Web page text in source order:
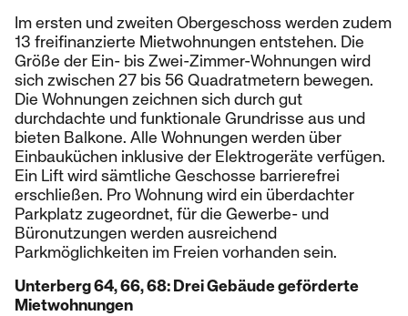
Im ersten und zweiten Obergeschoss werden zudem
13 freifinanzierte Mietwohnungen entstehen. Die
Größe der Ein- bis Zwei-Zimmer-Wohnungen wird
sich zwischen 27 bis 56 Quadratmetern bewegen.
Die Wohnungen zeichnen sich durch gut
durchdachte und funktionale Grundrisse aus und
bieten Balkone. Alle Wohnungen werden über
Einbauküchen inklusive der Elektrogeräte verfügen.
Ein Lift wird sämtliche Geschosse barrierefrei
erschließen. Pro Wohnung wird ein überdachter
Parkplatz zugeordnet, für die Gewerbe- und
Büronutzungen werden ausreichend
Parkmöglichkeiten im Freien vorhanden sein.
Unterberg 64, 66, 68: Drei Gebäude geförderte
Mietwohnungen